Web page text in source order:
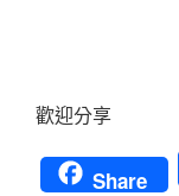
歡迎分享
Share